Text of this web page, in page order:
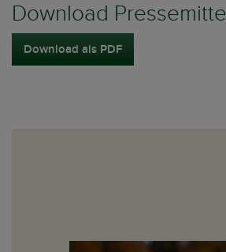
Download
Download als PDF